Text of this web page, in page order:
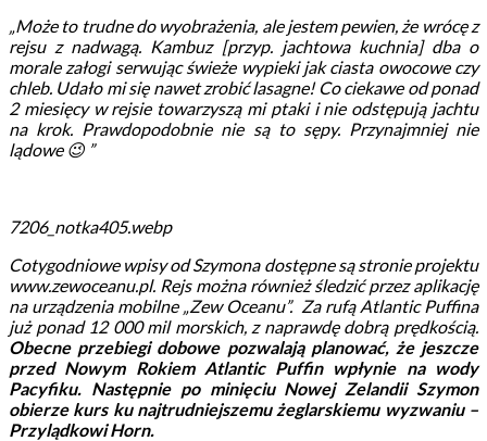
„Może to trudne do wyobrażenia, ale jestem pewien, że wrócę z
rejsu z nadwagą. Kambuz [przyp. jachtowa kuchnia] dba o
morale załogi serwując świeże wypieki jak ciasta owocowe czy
chleb. Udało mi się nawet zrobić lasagne! Co ciekawe od ponad
2 miesięcy w rejsie towarzyszą mi ptaki i nie odstępują jachtu
na krok. Prawdopodobnie nie są to sępy. Przynajmniej nie
lądowe 😉 ”
7206_notka405.webp
Cotygodniowe wpisy od Szymona dostępne są stronie projektu
www.zewoceanu.pl. Rejs można również śledzić przez aplikację
na urządzenia mobilne „Zew Oceanu”. Za rufą Atlantic Puffina
już ponad 12 000 mil morskich, z naprawdę dobrą prędkością.
Obecne przebiegi dobowe pozwalają planować, że jeszcze
przed Nowym Rokiem Atlantic Puffin wpłynie na wody
Pacyfiku. Następnie po minięciu Nowej Zelandii Szymon
obierze kurs ku najtrudniejszemu żeglarskiemu wyzwaniu –
Przylądkowi Horn.